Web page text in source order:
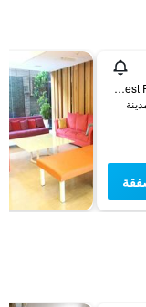
12 Lane 69, Section 2, Daxing West Road, Taoyuan City, تايوان